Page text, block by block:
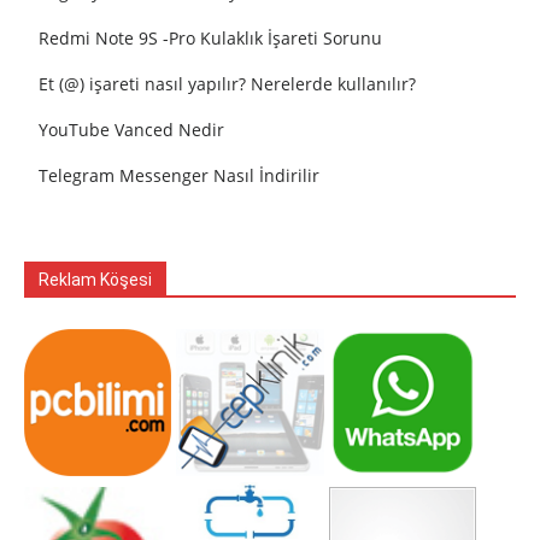
Redmi Note 9S -Pro Kulaklık İşareti Sorunu
Et (@) işareti nasıl yapılır? Nerelerde kullanılır?
YouTube Vanced Nedir
Telegram Messenger Nasıl İndirilir
Reklam Köşesi